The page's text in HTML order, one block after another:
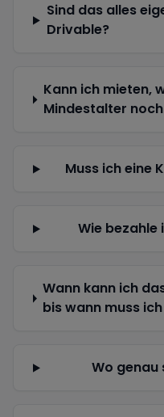
Sind das alles
Drivable?
Kann ich mieten,
Mindestalter
Muss ich eine
Wie bezahle
Wann kann ich
bis wann muss
Wo genau